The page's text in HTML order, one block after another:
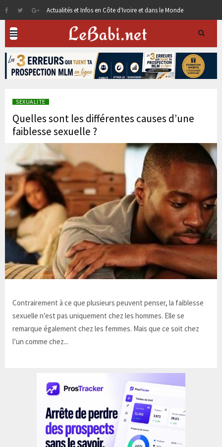
Actualités et Infos en Côte d'Ivoire et dans le Monde
SEXUALITE
Quelles sont les différentes causes d’une
faiblesse sexuelle ?
Contrairement à ce que plusieurs peuvent penser, la faiblesse
sexuelle n’est pas uniquement chez les hommes. Elle se
remarque également chez les femmes. Mais que ce soit chez
l’un comme chez...